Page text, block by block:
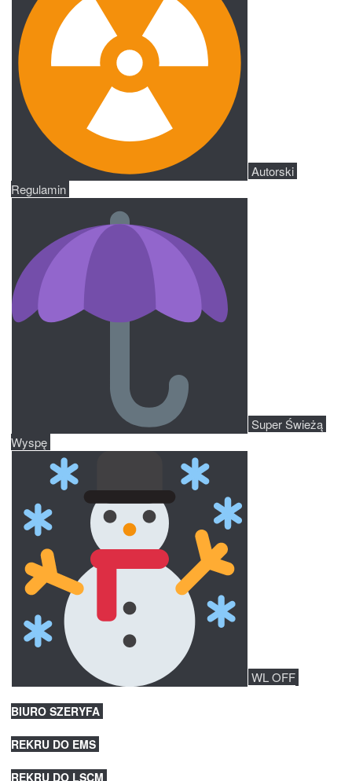
Autorski
Regulamin
Super Świeżą
Wyspę
WL OFF
BIURO SZERYFA
REKRU DO EMS
REKRU DO LSCM